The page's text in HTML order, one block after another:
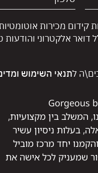
קידום מכירות
דואר אלקטרוני
לתנאי השימוש
Gorgeous
המשלב בין מקצועיות,
בעלות ניסיון עשיר
יחד מרכז מוביל
שמעניק לכל אישה את